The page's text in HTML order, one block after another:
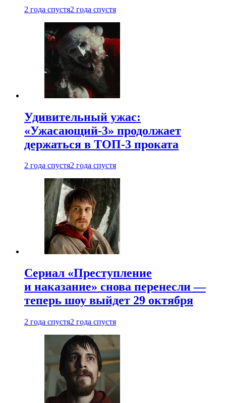
2 года спустя2 года спустя
Удивительный ужас:
«Ужасающий-3» продолжает
держаться в ТОП-3 проката
2 года спустя2 года спустя
Сериал «Преступление
и наказание» снова перенесли —
теперь шоу выйдет 29 октября
2 года спустя2 года спустя